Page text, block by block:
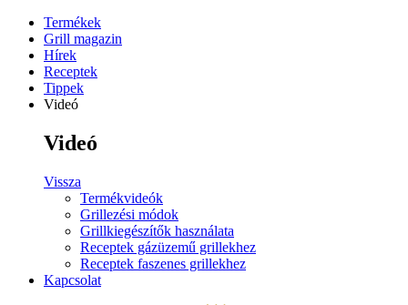
Termékek
Grill magazin
Hírek
Receptek
Tippek
Videó
Videó
Vissza
Termékvideók
Grillezési módok
Grillkiegészítők használata
Receptek gázüzemű grillekhez
Receptek faszenes grillekhez
Kapcsolat